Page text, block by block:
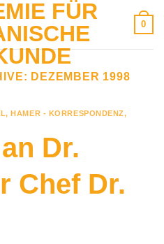
0
DEZEMBER 1998
,HAMER - KORRESPONDENZ,
Dr.
Chef Dr.